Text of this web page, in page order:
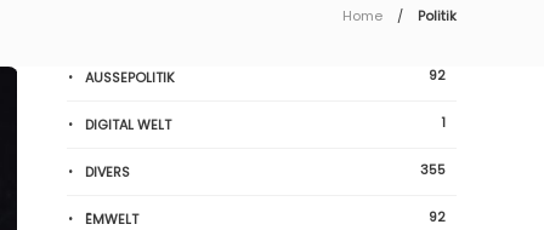
Home Politik
AUSSEPOLITIK 92
DIGITAL WELT 1
DIVERS 355
ËMWELT 92